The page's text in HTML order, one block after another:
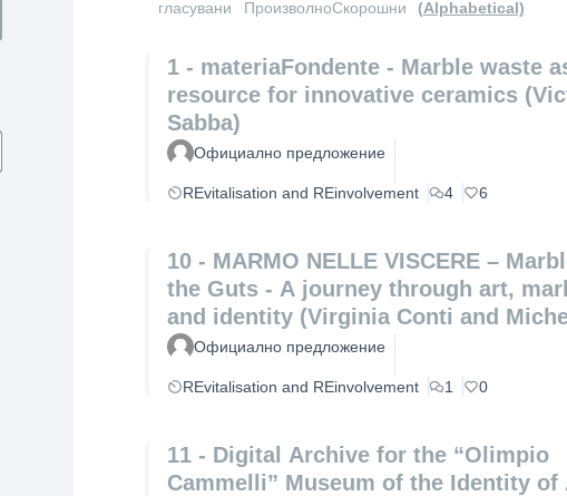
гласувани
ПроизволноСкорошни
(Alphabetical)
1 - materiaFondente - Marble waste
resource for innovative ceramics
Sabba)
Официално предложение
REvitalisation and REinvolvement 4 6
10 - MARMO NELLE VISCERE –
the Guts - A journey through art,
and identity (Virginia Conti and
Paris)
Официално предложение
REvitalisation and REinvolvement 1 0
11 - Digital Archive for the “Olimpio
Cammelli” Museum of the Identity of